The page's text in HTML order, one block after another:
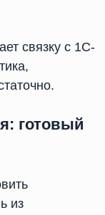
связку с 1С-
готовый
из